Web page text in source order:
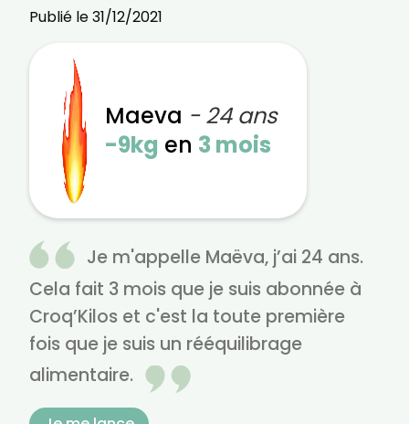
Publié le 31/12/2021
Maeva - 24 ans
-9kg en 3 mois
Je m'appelle Maëva, j’ai 24 ans.
Cela fait 3 mois que je suis abonnée à
Croq’Kilos et c'est la toute première
fois que je suis un rééquilibrage
alimentaire.